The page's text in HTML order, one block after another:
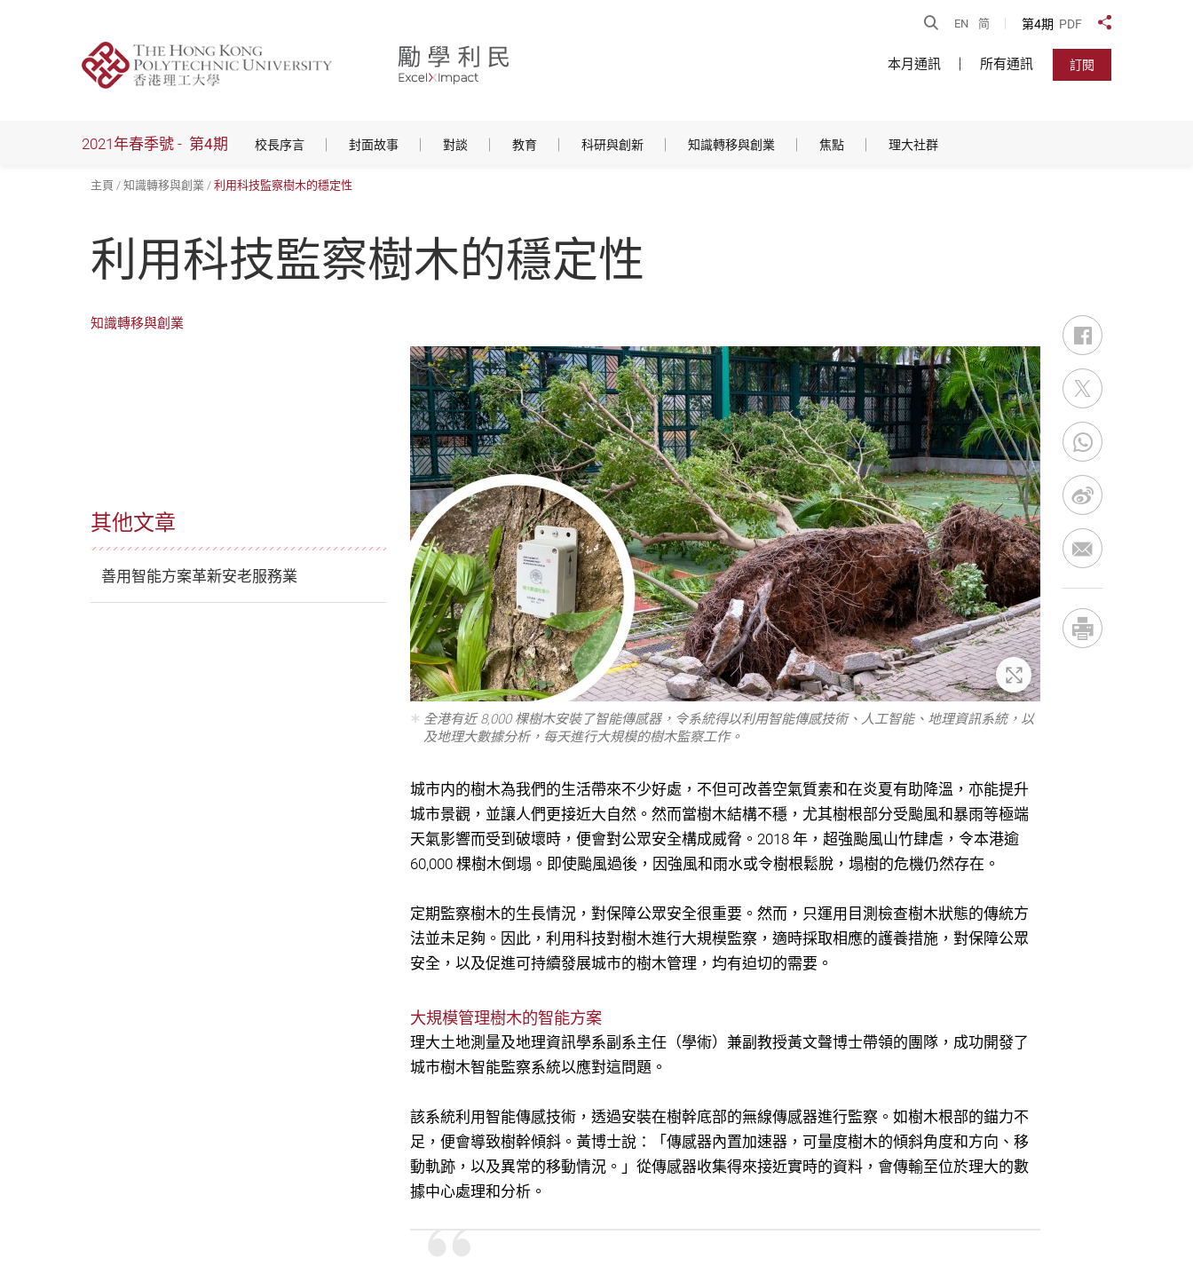
開啟搜尋
EN 简 第4期 PDF 分享到
本月通訊 所有通訊 訂閱
2021年春季號 - 第4期 校長序言 封面故事 對談 教育 科研與創新 知識轉移與創業 焦點 理大社群
主頁 知識轉移與創業 利用科技監察樹木的穩定性
利用科技監察樹木的穩定性
知識轉移與創業
其他文章
善用智能方案革新安老服務業
放大
全港有近 8,000 棵樹木安裝了智能傳感器，令系統得以利用智能傳感技術、人工智能、地理資訊系統，以
及地理大數據分析，每天進行大規模的樹木監察工作。
城市内的樹木為我們的生活帶來不少好處，不但可改善空氣質素和在炎夏有助降溫，亦能提升
城市景觀，並讓人們更接近大自然。然而當樹木結構不穩，尤其樹根部分受颱風和暴雨等極端
天氣影響而受到破壞時，便會對公眾安全構成威脅。2018 年，超強颱風山竹肆虐，令本港逾
60,000 棵樹木倒塌。即使颱風過後，因強風和雨水或令樹根鬆脫，塌樹的危機仍然存在。
定期監察樹木的生長情況，對保障公眾安全很重要。然而，只運用目測檢查樹木狀態的傳統方
法並未足夠。因此，利用科技對樹木進行大規模監察，適時採取相應的護養措施，對保障公眾
安全，以及促進可持續發展城市的樹木管理，均有迫切的需要。
大規模管理樹木的智能方案
理大土地測量及地理資訊學系副系主任（學術）兼副教授黃文聲博士帶領的團隊，成功開發了
城巿樹木智能監察系統以應對這問題。
該系統利用智能傳感技術，透過安裝在樹幹底部的無線傳感器進行監察。如樹木根部的錨力不
足，便會導致樹幹傾斜。黃博士說：「傳感器內置加速器，可量度樹木的傾斜角度和方向、移
動軌跡，以及異常的移動情況。」從傳感器收集得來接近實時的資料，會傳輸至位於理大的數
據中心處理和分析。